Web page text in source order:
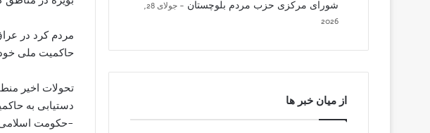
مردم کرد در
حاکمیت ملی
تحولات اخیر
دستیابی به
-حکومت
شورای مرکزی حزب مردم بلوچستان
جولای 28,
2026
از میان خبر ها